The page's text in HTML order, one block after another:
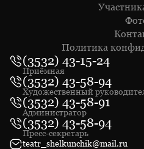
Политика
(3532) 43-15-24
Приёмная
(3532) 43-58-94
Художественный
(3532) 43-58-91
Администратор
(3532) 43-58-94
Пресс-секретарь
teatr_shelkunchik@mail.ru